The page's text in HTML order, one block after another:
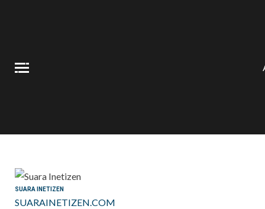
SUARA INETIZEN
SUARAINETIZEN.COM